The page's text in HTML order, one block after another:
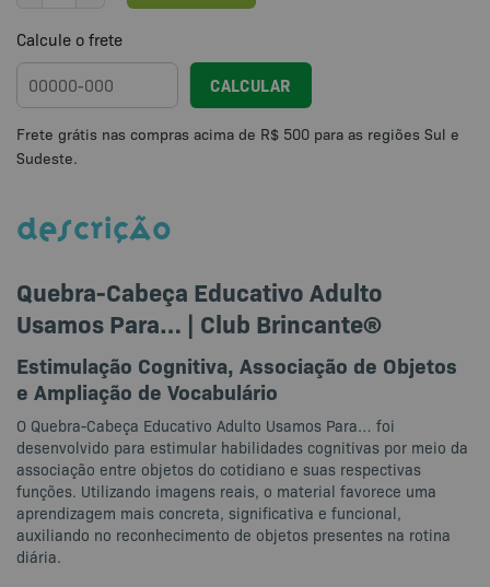
Calcule o frete
CALCULAR
DESCRIÇÃO
Quebra-Cabeça Educativo Adulto
Usamos Para… | Club Brincante®
Estimulação Cognitiva, Associação de Objetos
e Ampliação de Vocabulário
O Quebra-Cabeça Educativo Adulto Usamos Para… foi
desenvolvido para estimular habilidades cognitivas por meio da
associação entre objetos do cotidiano e suas respectivas
funções. Utilizando imagens reais, o material favorece uma
aprendizagem mais concreta, significativa e funcional,
auxiliando no reconhecimento de objetos presentes na rotina
diária.